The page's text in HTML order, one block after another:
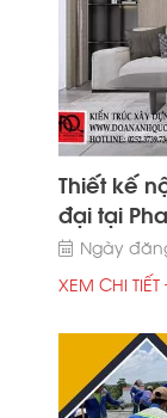
Thiết kế
đại tại
Ngày
XEM CHI TIẾT